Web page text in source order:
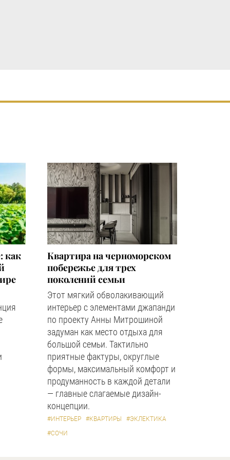
как
Квартира на черноморском
побережье для трех
поколений семьи
Этот мягкий обволакивающий
интерьер с элементами джапанди
по проекту Анны Митрошиной
задуман как место отдыха для
большой семьи. Тактильно
приятные фактуры, округлые
формы, максимальный комфорт и
продуманность в каждой детали
— главные слагаемые дизайн-
концепции.
#ИНТЕРЬЕР #КВАРТИРЫ
#ЭКЛЕКТИКА
#СОЧИ